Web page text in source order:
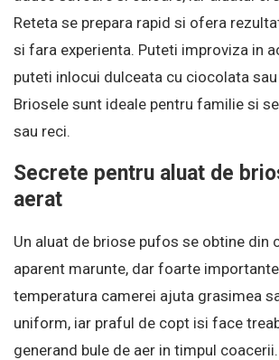
Reteta se prepara rapid si ofera
si fara experienta. Puteti improviza in
puteti inlocui dulceata cu ciocolata
Briosele sunt ideale pentru familie si
sau reci.
Secrete pentru aluat de
aerat
Un aluat de briose pufos se obtine din
aparent marunte, dar foarte
temperatura camerei ajuta grasimea
uniform, iar praful de copt isi face
generand bule de aer in timpul